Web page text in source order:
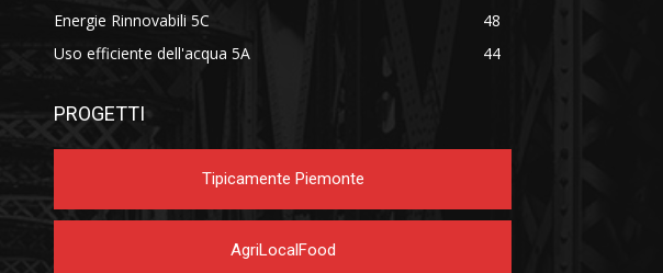
Energie Rinnovabili 5C
48
Uso efficiente dell'acqua 5A
44
PROGETTI
Tipicamente Piemonte
AgriLocalFood